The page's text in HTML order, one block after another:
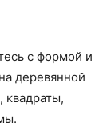
с формой и
деревянной
квадраты,